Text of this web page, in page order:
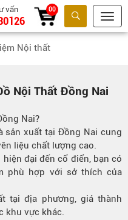
Tìm kiếm
vấn 00
Nội thất
Nội Thất Đồng Nai
Nai?
sản xuất tại Đồng Nai cung
liệu chất lượng cao.
đại đến cổ điển, bạn có
phù hợp với sở thích của
tại địa phương, giá thành
khu vực khác.